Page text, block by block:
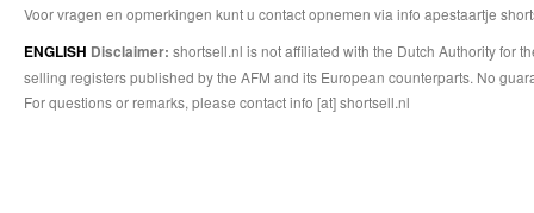
Voor vragen en opmerkingen kunt u contact opnemen via info apestaartje
ENGLISH Disclaimer: shortsell.nl is not affiliated with the Dutch Authority for
selling registers published by the AFM and its European counterparts. No
For questions or remarks, please contact info [at] shortsell.nl